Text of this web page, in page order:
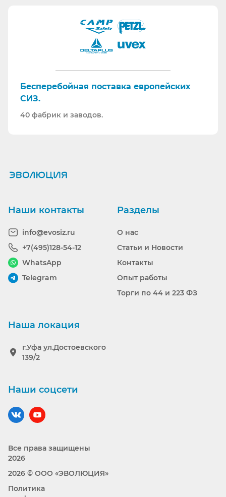
Бесперебойная поставка европейских
СИЗ.
40 фабрик и заводов.
Ранее вы смотрели
Разделы
О нас
Статьи и Новости
Контакты
Опыт работы
Торги по 44 и 223 ФЗ
Наши контакты
info@evosiz.ru
+7(495)128-54-12
WhatsApp
Telegram
Наша локация
г.Уфа ул.Достоевского
139/2
Наши соцсети
Наш вконтакте
Наш YouTube
Все права защищены
2026
2026 © ООО «ЭВОЛЮЦИЯ»
Политика